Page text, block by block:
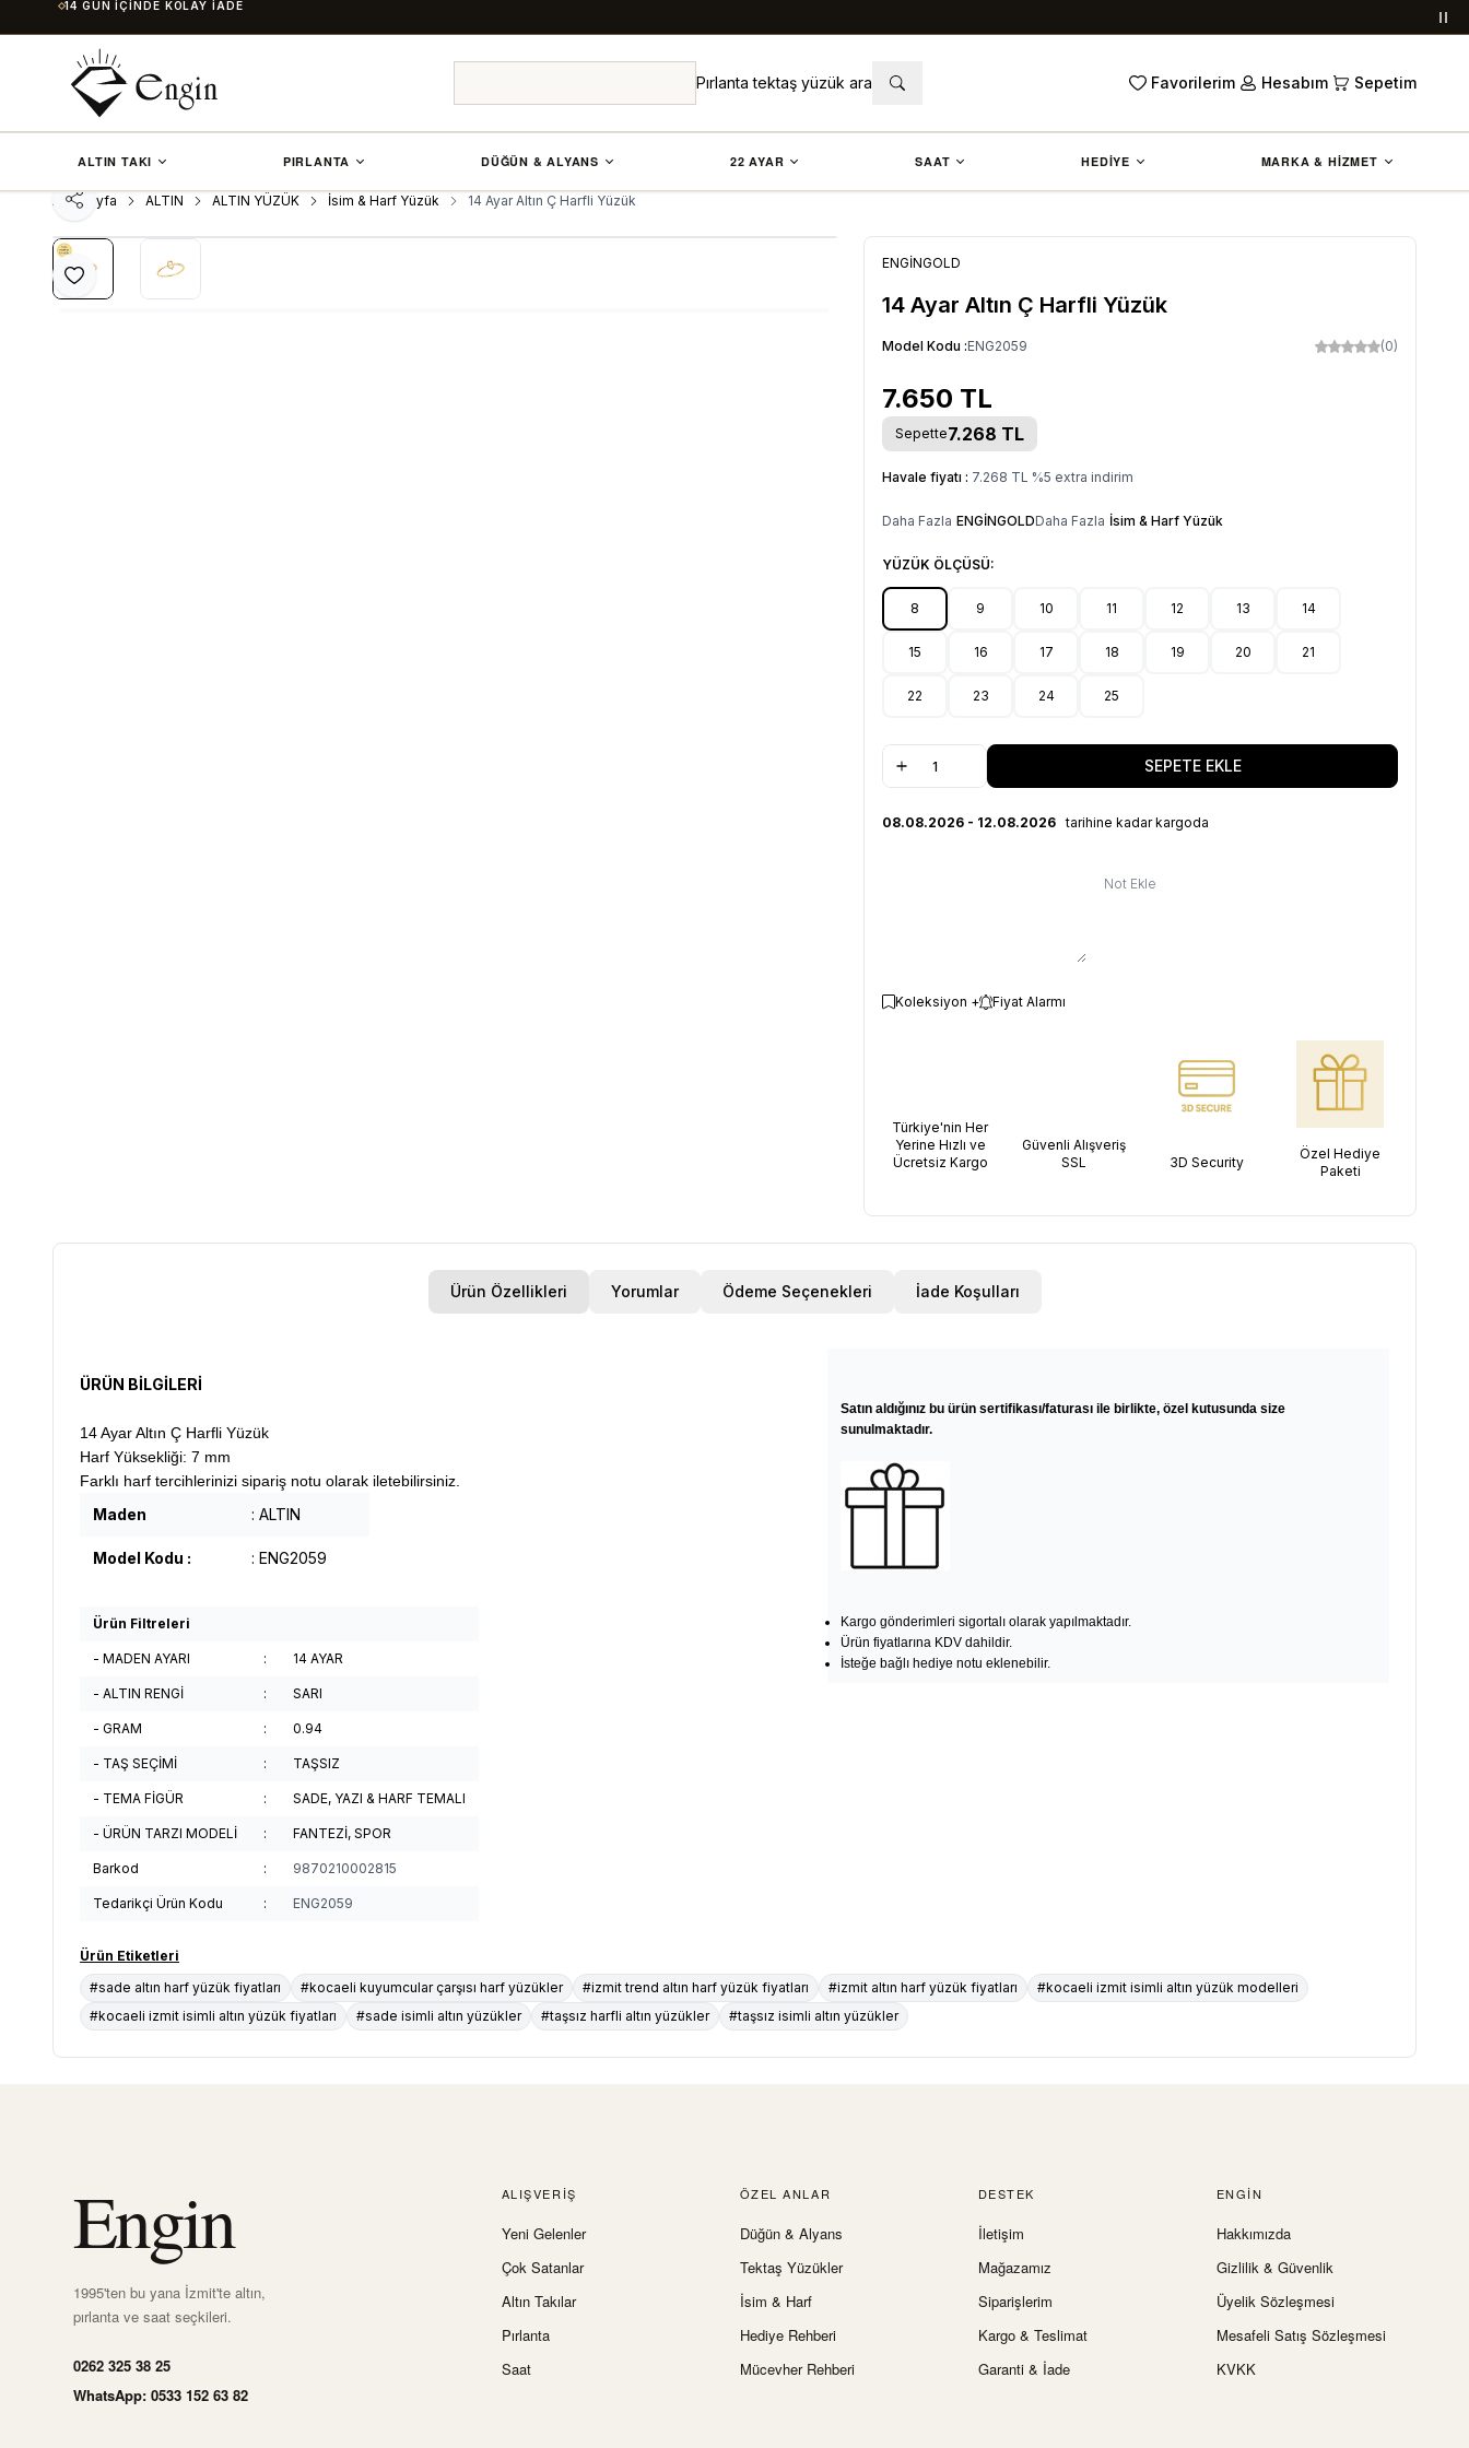
14 GÜN İÇINDE KOLAY İADE
Pırlanta tektaş yüzük ara Favorilerim Hesabım Sepetim
ALTIN TAKI PIRLANTA DÜĞÜN & ALYANS 22 AYAR SAAT HEDİYE MARKA & HİZMET
Ana Sayfa ALTIN ALTIN YÜZÜK İsim & Harf Yüzük 14 Ayar Altın Ç Harfli Yüzük
Favoriye Ekle
Paylaş
ENGİNGOLD
14 Ayar Altın Ç Harfli Yüzük
Model Kodu :ENG2059 (0)
7.650 TL
Sepette7.268 TL
Havale fiyatı : 7.268 TL %5 extra indirim
Daha Fazla ENGİNGOLDDaha Fazla İsim & Harf Yüzük
YÜZÜK ÖLÇÜSÜ:
8 9 10 11 12 13 14
15 16 17 18 19 20 21
22 23 24 25
SEPETE EKLE
08.08.2026 - 12.08.2026 tarihine kadar kargoda
Not Ekle
Koleksiyon + Fiyat Alarmı
Türkiye'nin Her
Yerine Hızlı ve
Ücretsiz Kargo
Güvenli Alışveriş
SSL
3D Security
Özel Hediye
Paketi
Ürün Özellikleri Yorumlar Ödeme Seçenekleri İade Koşulları
Satın aldığınız bu ürün sertifikası/faturası ile birlikte, özel kutusunda size
sunulmaktadır.
Kargo gönderimleri sigortalı olarak yapılmaktadır.
Ürün fiyatlarına KDV dahildir.
İsteğe bağlı hediye notu eklenebilir.
ÜRÜN BİLGİLERİ
14 Ayar Altın Ç Harfli Yüzük
Harf Yüksekliği: 7 mm
Farklı harf tercihlerinizi sipariş notu olarak iletebilirsiniz.
Maden : ALTIN
Model Kodu : : ENG2059
Ürün Filtreleri
- MADEN AYARI : 14 AYAR
- ALTIN RENGİ : SARI
- GRAM : 0.94
- TAŞ SEÇİMİ : TAŞSIZ
- TEMA FİGÜR : SADE, YAZI & HARF TEMALI
- ÜRÜN TARZI MODELİ : FANTEZİ, SPOR
Barkod : 9870210002815
Tedarikçi Ürün Kodu : ENG2059
Ürün Etiketleri
#sade altın harf yüzük fiyatları
#kocaeli kuyumcular çarşısı harf yüzükler #izmit trend altın harf yüzük fiyatları #izmit altın harf yüzük fiyatları
#kocaeli izmit isimli altın yüzük modelleri
#kocaeli izmit isimli altın yüzük fiyatları
#sade isimli altın yüzükler #taşsız harfli altın yüzükler #taşsız isimli altın yüzükler
Engin
1995'ten bu yana İzmit'te altın,
pırlanta ve saat seçkileri.
0262 325 38 25
WhatsApp: 0533 152 63 82
ALIŞVERIŞ
Yeni Gelenler
Çok Satanlar
Altın Takılar
Pırlanta
Saat
ÖZEL ANLAR
Düğün & Alyans
Tektaş Yüzükler
İsim & Harf
Hediye Rehberi
Mücevher Rehberi
DESTEK
İletişim
Mağazamız
Siparişlerim
Kargo & Teslimat
Garanti & İade
ENGIN
Hakkımızda
Gizlilik & Güvenlik
Üyelik Sözleşmesi
Mesafeli Satış Sözleşmesi
KVKK